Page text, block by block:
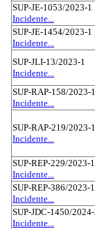
SUP-JE-1053/2023-1
Incidente...
SUP-JE-1454/2023-1
Incidente...
SUP-JLI-13/2023-1
Incidente...
SUP-RAP-158/2023-1
Incidente...
SUP-RAP-219/2023-1
Incidente...
SUP-REP-229/2023-1
Incidente...
SUP-REP-386/2023-1
Incidente...
SUP-JDC-1450/
Incidente...